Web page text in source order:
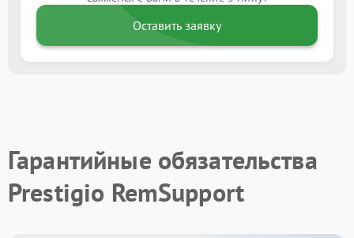
Оставить заявку
Гарантийные обязательства
Prestigio RemSupport